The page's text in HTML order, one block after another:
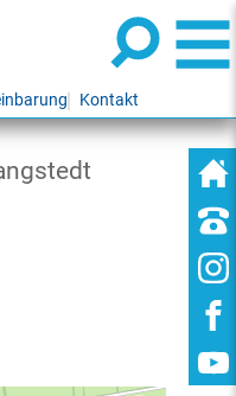
Kontakt